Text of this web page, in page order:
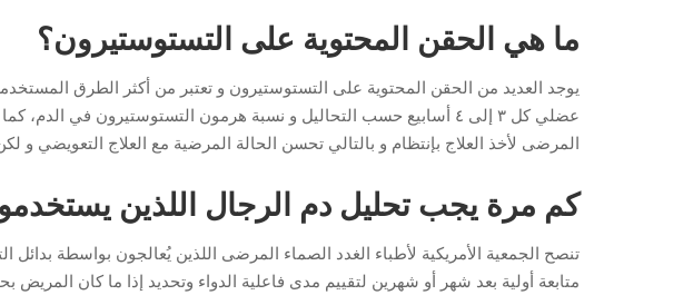
ما هي الحقن المحتوية على التستوستيرون؟
يوجد العديد من الحقن المحتوية على التستوستيرون و تعتبر من أكثر الطرق
المرضى لأخذ العلاج بإنتظام و بالتالي تحسن الحالة المرضية مع العلاج التعويضي
كم مرة يجب تحليل دم الرجال اللذين
متابعة أولية بعد شهر أو شهرين لتقييم مدى فاعلية الدواء وتحديد إذا ما كان المريض